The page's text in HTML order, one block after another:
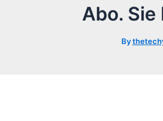
Abo. Sie
By